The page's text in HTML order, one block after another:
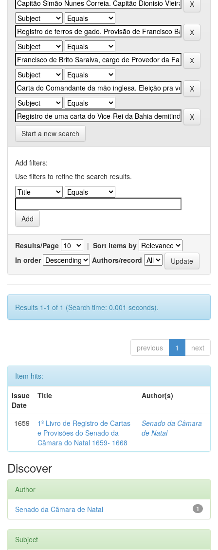
Start a new search
Add filters:
Use filters to refine the search results.
Results/Page | Sort items by
In order
Authors/record
Results 1-1 of 1 (Search time: 0.001 seconds).
previous 1 next
Item hits:
Issue
Date
Title Author(s)
1659
1º Livro de Registro de Cartas
e Provisões do Senado da
Câmara do Natal 1659- 1668
Senado da Câmara
de Natal
Discover
Author
1
Senado da Câmara de Natal
Subject